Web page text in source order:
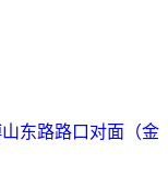
东路路口对面（金